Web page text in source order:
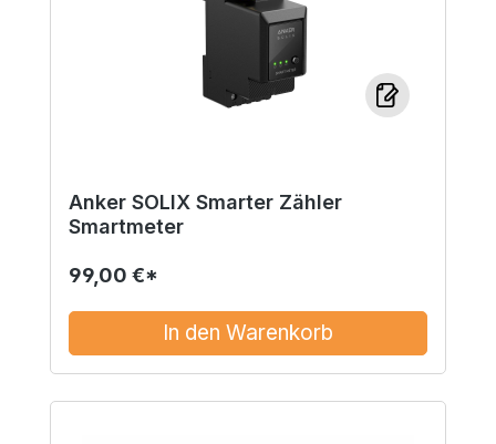
Anker SOLIX Smarter Zähler
Smartmeter
99,00 €*
In den Warenkorb